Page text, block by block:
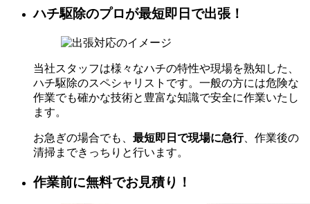
ハチ駆除のプロが最短即日で出張！
当社スタッフは様々なハチの特性や現場を熟知した、
ハチ駆除のスペシャリストです。一般の方には危険な
作業でも確かな技術と豊富な知識で安全に作業いたし
ます。
お急ぎの場合でも、 最短即日で現場に急行、作業後の
清掃まできっちりと行います。
作業前に無料でお見積り！